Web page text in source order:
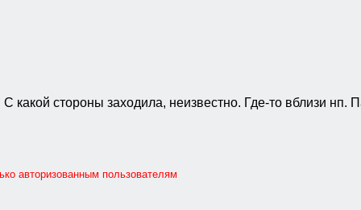
какой стороны заходила, неизвестно. Где-то вблизи
авторизованным пользователям